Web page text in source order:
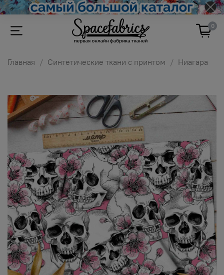
0
Главная Синтетические ткани с принтом Ниагара